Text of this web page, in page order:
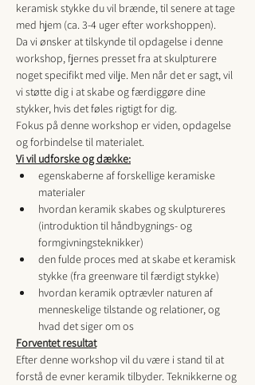
keramisk stykke du vil brænde, til senere at tage
med hjem (ca. 3-4 uger efter workshoppen).
Da vi ønsker at tilskynde til opdagelse i denne
workshop, fjernes presset fra at skulpturere
noget specifikt med vilje. Men når det er sagt, vil
vi støtte dig i at skabe og færdiggøre dine
stykker, hvis det føles rigtigt for dig.
Fokus på denne workshop er viden, opdagelse
og forbindelse til materialet.
Vi vil udforske og dække:
egenskaberne af forskellige keramiske
materialer
hvordan keramik skabes og skulptureres
(introduktion til håndbygnings- og
formgivningsteknikker)
den fulde proces med at skabe et keramisk
stykke (fra greenware til færdigt stykke)
hvordan keramik optrævler naturen af
menneskelige tilstande og relationer, og
hvad det siger om os
Forventet resultat
Efter denne workshop vil du være i stand til at
forstå de evner keramik tilbyder. Teknikkerne og